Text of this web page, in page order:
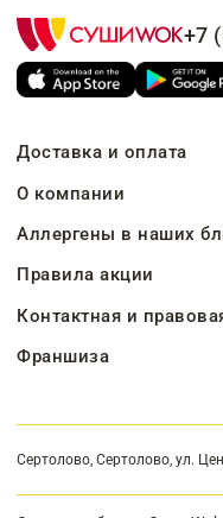
+7
Доставка и оплата
О компании
Аллергены в наших
Правила акции
Контактная и
Франшиза
Сертолово, Сертолово, ул.